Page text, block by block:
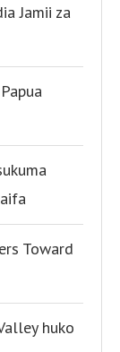
Jamii za
Toward
huko